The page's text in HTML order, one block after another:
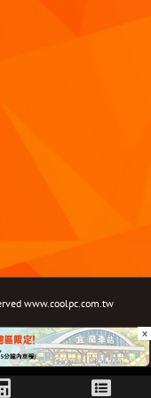
www.coolpc.com.tw
Email: ×